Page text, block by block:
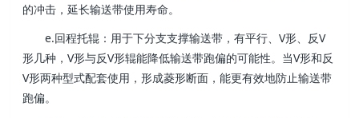
的冲击，延长输送带使用寿命。
e.回程托辊：用于下分支支撑输送带，有平行、V形、反V
形几种，V形与反V形辊能降低输送带跑偏的可能性。当V形和反
V形两种型式配套使用，形成菱形断面，能更有效地防止输送带
跑偏。